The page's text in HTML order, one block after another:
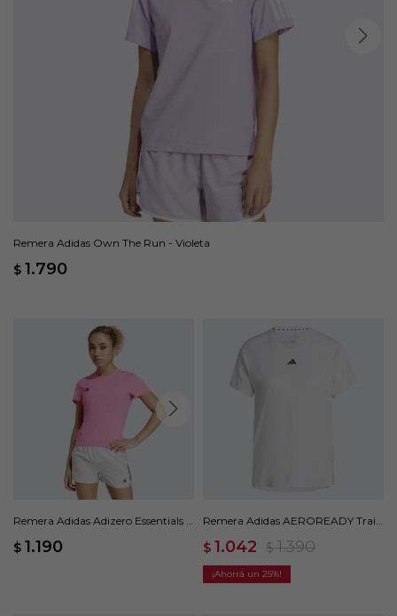
Remera Adidas Own The Run - Violeta
$ 1.790
Remera Adidas Adizero Essentials -
$ 1.190
Remera Adidas AEROREADY Train
$ 1.042 $ 1.390
25